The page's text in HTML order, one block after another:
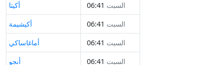
أكيتا
السبت 06:41
أكيشيمة
السبت 06:41
أماغاساكي
السبت 06:41
أنجو
السبت 06:41